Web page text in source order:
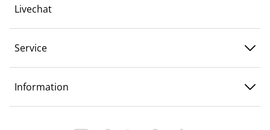
Livechat
Service
Information